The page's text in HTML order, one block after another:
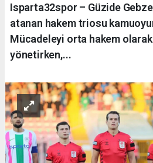
Isparta32spor – Güzide
atanan hakem triosu
Mücadeleyi orta hakem olarak
yönetirken,...